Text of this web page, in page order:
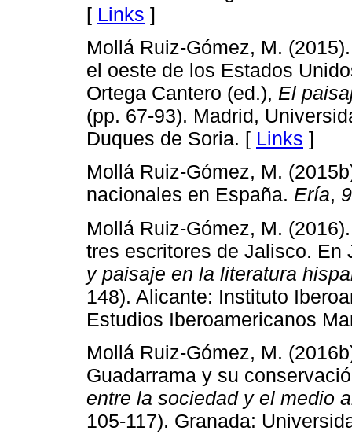
[ Links ]
Mollá Ruiz-Gómez, M.
el oeste de los Estados
Ortega Cantero (ed.), El
(pp. 67-93). Madrid,
Duques de Soria. [ Links ]
Mollá Ruiz-Gómez, M.
nacionales en España. Ería,
Mollá Ruiz-Gómez, M.
tres escritores de Jalisco.
y paisaje en la literatura
148). Alicante: Instituto
Estudios Iberoamericanos
Mollá Ruiz-Gómez, M.
Guadarrama y su
entre la sociedad y el medio
105-117). Granada: